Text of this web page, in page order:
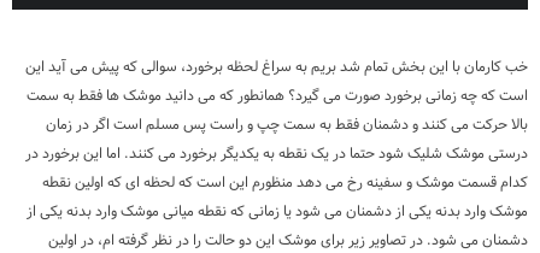
خب کارمان با این بخش تمام شد بریم به سراغ لحظه برخورد، سوالی که پیش می آید این
است که چه زمانی برخورد صورت می گیرد؟ همانطور که می دانید موشک ها فقط به سمت
بالا حرکت می کنند و دشمنان فقط به سمت چپ و راست پس مسلم است اگر در زمان
درستی موشک شلیک شود حتما در یک نقطه به یکدیگر برخورد می کنند. اما این برخورد در
کدام قسمت موشک و سفینه رخ می دهد منظورم این است که لحظه ای که اولین نقطه
موشک وارد بدنه یکی از دشمنان می شود یا زمانی که نقطه میانی موشک وارد بدنه یکی از
دشمنان می شود. در تصاویر زیر برای موشک این دو حالت را در نظر گرفته ام، در اولین